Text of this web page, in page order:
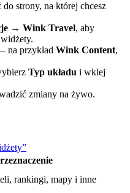
do strony, na której chcesz
→ Wink Travel, aby
na przykład Wink Content,
Typ układu i wklej
zmiany na żywo.
rankingi, mapy i inne